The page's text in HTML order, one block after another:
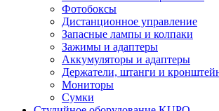
Фотобоксы
Дистанционное управление
Запасные лампы и колпаки
Зажимы и адаптеры
Аккумуляторы и адаптеры
Держатели, штанги и
Мониторы
Сумки